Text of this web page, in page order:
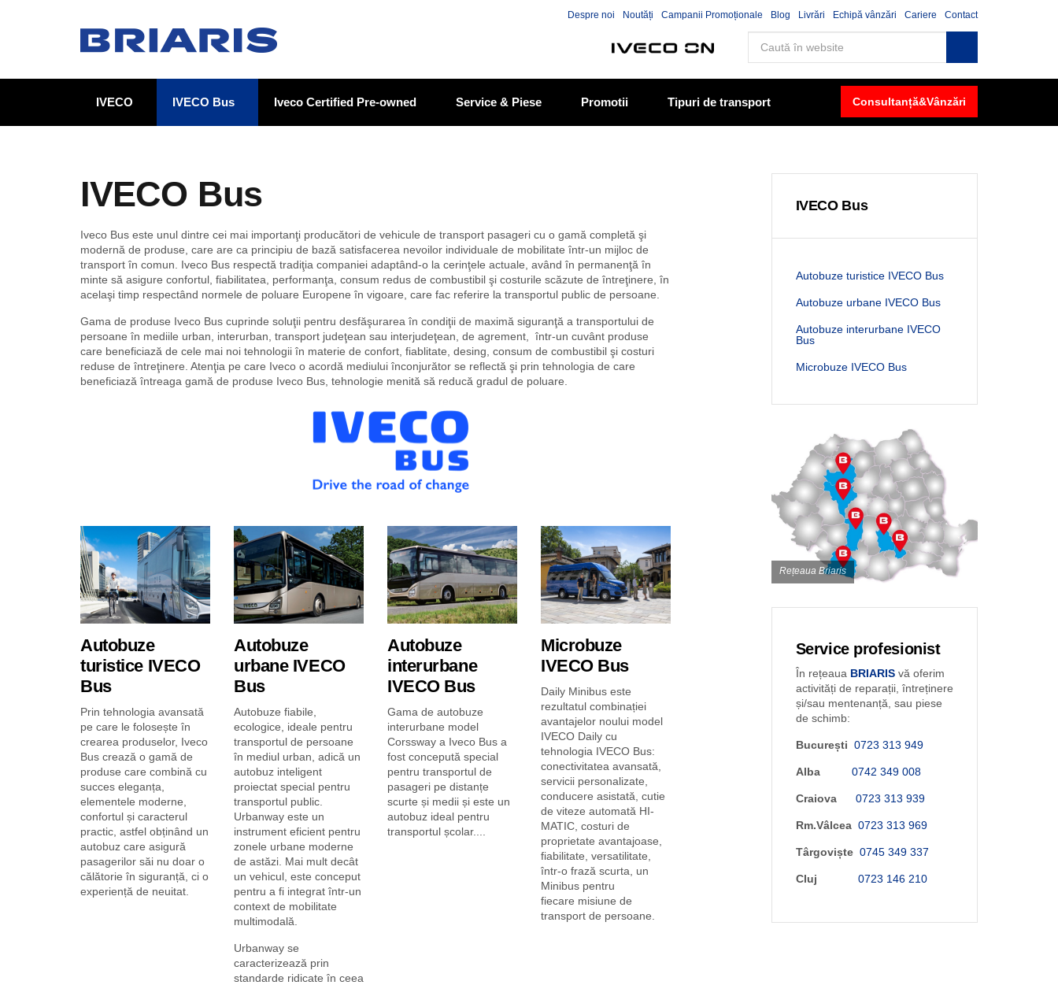
Consultanță&Vânzări
IVECO IVECO Bus Iveco Certified Pre-owned Service & Piese Promotii Tipuri de transport
Despre noi Noutăți Campanii Promoționale Blog Livrări Echipă vânzări Cariere Contact
IVECO Bus
Iveco Bus este unul dintre cei mai importanţi producători de vehicule de transport pasageri cu o gamă completă şi
modernă de produse, care are ca principiu de bază satisfacerea nevoilor individuale de mobilitate într-un mijloc de
transport în comun. Iveco Bus respectă tradiţia companiei adaptând-o la cerinţele actuale, având în permanenţă în
minte să asigure confortul, fiabilitatea, performanţa, consum redus de combustibil şi costurile scăzute de întreţinere, în
acelaşi timp respectând normele de poluare Europene în vigoare, care fac referire la transportul public de persoane.
Gama de produse Iveco Bus cuprinde soluţii pentru desfăşurarea în condiţii de maximă siguranţă a transportului de
persoane în mediile urban, interurban, transport judeţean sau interjudeţean, de agrement, într-un cuvânt produse
care beneficiază de cele mai noi tehnologii în materie de confort, fiablitate, desing, consum de combustibil şi costuri
reduse de întreţinere. Atenţia pe care Iveco o acordă mediului înconjurător se reflectă şi prin tehnologia de care
beneficiază întreaga gamă de produse Iveco Bus, tehnologie menită să reducă gradul de poluare.
Autobuze
turistice IVECO
Bus
Prin tehnologia avansată
pe care le folosește în
crearea produselor, Iveco
Bus crează o gamă de
produse care combină cu
succes eleganța,
elementele moderne,
confortul și caracterul
practic, astfel obținând un
autobuz care asigură
pasagerilor săi nu doar o
călătorie în siguranță, ci o
experiență de neuitat.
Autobuze
urbane IVECO
Bus
Autobuze fiabile,
ecologice, ideale pentru
transportul de persoane
în mediul urban, adică un
autobuz inteligent
proiectat special pentru
transportul public.
Urbanway este un
instrument eficient pentru
zonele urbane moderne
de astăzi. Mai mult decât
un vehicul, este conceput
pentru a fi integrat într-un
context de mobilitate
multimodală.
Urbanway se
caracterizează prin
standarde ridicate în ceea
Autobuze
interurbane
IVECO Bus
Gama de autobuze
interurbane model
Corssway a Iveco Bus a
fost concepută special
pentru transportul de
pasageri pe distanțe
scurte și medii și este un
autobuz ideal pentru
transportul școlar....
Microbuze
IVECO Bus
Daily Minibus este
rezultatul combinației
avantajelor noului model
IVECO Daily cu
tehnologia IVECO Bus:
conectivitatea avansată,
servicii personalizate,
conducere asistată, cutie
de viteze automată HI-
MATIC, costuri de
proprietate avantajoase,
fiabilitate, versatilitate,
într-o frază scurta, un
Minibus pentru
fiecare misiune de
transport de persoane.
IVECO Bus
Autobuze turistice IVECO Bus
Autobuze urbane IVECO Bus
Autobuze interurbane IVECO
Bus
Microbuze IVECO Bus
Rețeaua Briaris
Service profesionist
În rețeaua BRIARISvă oferim
activități de reparații, întreținere
și/sau mentenanță, sau piese
de schimb:
București 0723 313 949
Alba 0742 349 008
Craiova 0723 313 939
Rm.Vâlcea 0723 313 969
Târgoviște 0745 349 337
Cluj 0723 146 210